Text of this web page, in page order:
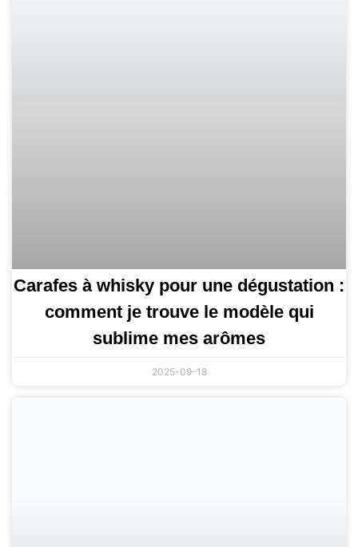
Carafes à whisky pour une dégustation :
comment je trouve le modèle qui
sublime mes arômes
2025-09-18